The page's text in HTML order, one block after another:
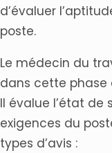
d’évaluer
poste.
Le médecin du
dans cette phase
Il évalue l’état
exigences du
types d’avis :